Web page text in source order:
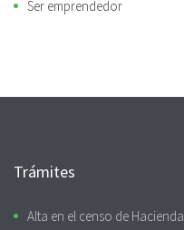
Ser emprendedor
Trámites
Alta en el censo de Hacienda